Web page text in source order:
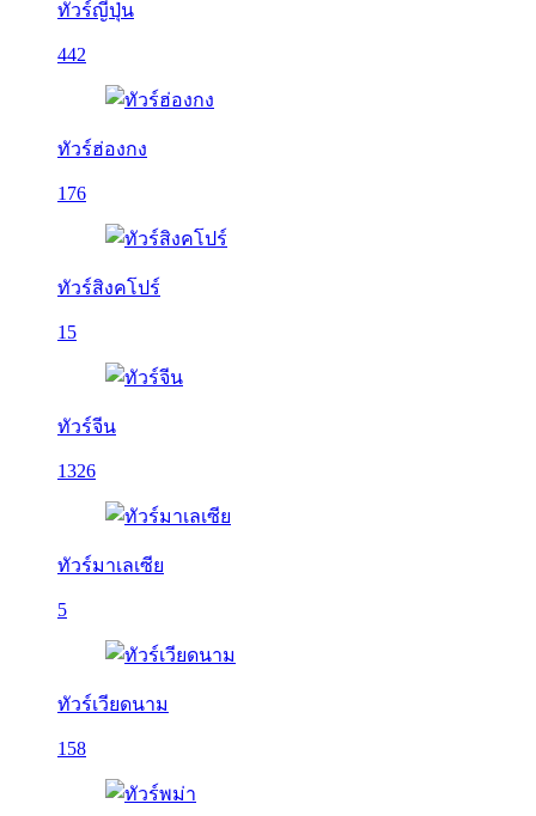
ทัวร์ญี่ปุ่น
442
ทัวร์ฮ่องกง
176
ทัวร์สิงคโปร์
15
ทัวร์จีน
1326
ทัวร์มาเลเซีย
5
ทัวร์เวียดนาม
158